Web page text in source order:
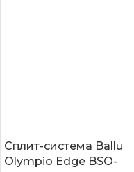
Сплит-система Ballu
Olympio Edge BSO-